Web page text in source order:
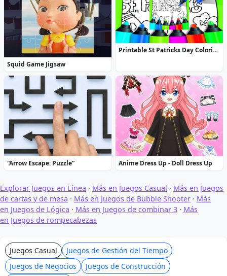
Squid Game Jigsaw
Printable St Patricks Day Coloring Pages
“Arrow Escape: Puzzle” Anime Dress Up - Doll Dress Up
Explorar Juegos en Línea · Más en Juegos Casual · Más en Juegos
de cartas y de mesa · Más en Juegos de Bubble Shooter · Más
en Juegos de Lógica · Más en Juegos de combinar 3 · Más
en Juegos de rompecabezas
Juegos Casual
Juegos de Gestión del Tiempo
Juegos de Negocios
Juegos de Construcción